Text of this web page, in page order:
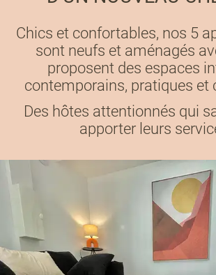
Chics et confortables, nos 5
sont neufs et aménagés
proposent des espaces
contemporains, pratiques et
Des hôtes attentionnés qui
apporter leurs